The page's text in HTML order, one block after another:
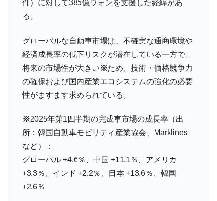
ドを掲げる「在韓反米勢力」
『Money1』
『Money1』
JPモルガン「韓国レバレッジETFの清算は
ほぼ終わった」
『Money1』
韓国『国民年金公団』株価暴落で200兆蒸
発。
『Money1』
韓国政府「ニセＫ-ブランドを通報しようキ
『Money1』
韓国「橋が落ちました」⇒ 耐久性「なさす
ぎ」では。
『Money1』
営業利益80.2％も減少
『Money1』
米国下院「韓国の公務員個人をターゲット
にぶん殴る法案」提出！⇒ クーパン問題は合衆国企業に対
件）に対して385億ウォンを支援した経緯があ
る。
グローバルな自動車市場は、不確実な通商環境や
経済成長率の低下リスクが潜在している一方で、
将来の市場性が大きい※ため、技術・価格競争力
の確保および国内産業エコシステムの強化の必要
性がますます求められている。
※2025年第1四半期の完成車市場の成長率（出
所：韓国自動車モビリティ産業協会、Marklines
など）：
グローバル +4.6％、中国 +11.1％、アメリカ
+3.3％、インド +2.2％、日本 +13.6％、韓国
+2.6％